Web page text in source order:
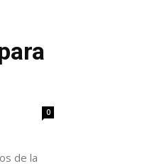
0
de la